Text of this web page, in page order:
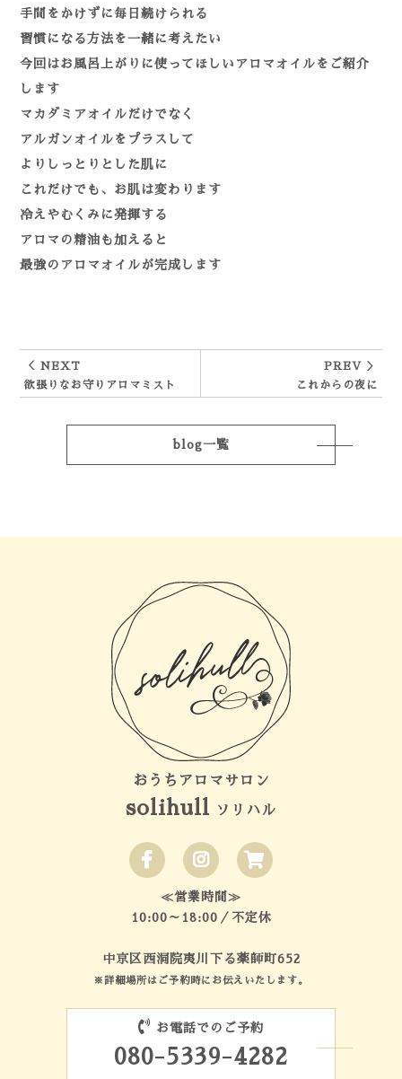
手間をかけずに毎日続けられる
習慣になる方法を一緒に考えたい
今回はお風呂上がりに使ってほしいアロマオイルをご紹介
します
マカダミアオイルだけでなく
アルガンオイルをプラスして
よりしっとりとした肌に
これだけでも、お肌は変わります
冷えやむくみに発揮する
アロマの精油も加えると
最強のアロマオイルが完成します
＜ NEXT
欲張りなお守りアロマミスト
PREV ＞
これからの夜に
blog一覧
おうちアロマサロン
solihull ソリハル
≪営業時間≫
10:00～18:00／不定休
中京区西洞院夷川下る薬師町652
※詳細場所はご予約時にお伝えいたします。
お電話でのご予約
080-5339-4282